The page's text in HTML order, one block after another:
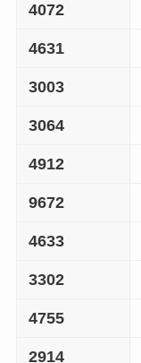
4072
4631
3003
3064
4912
9672
4633
3302
4755
2914